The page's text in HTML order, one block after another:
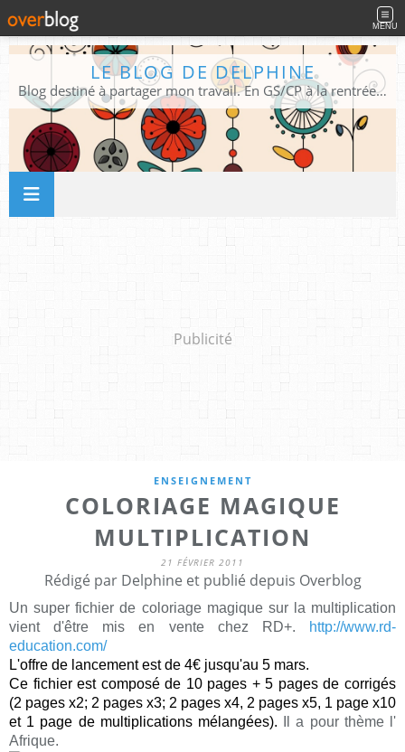
MENU
LE BLOG DE DELPHINE
Blog destiné à partager mon travail. En GS/CP à la rentrée 2026/2027 !
Publicité
ENSEIGNEMENT
COLORIAGE MAGIQUE
MULTIPLICATION
21 FÉVRIER 2011
Rédigé par Delphine et publié depuis Overblog
Un super fichier de coloriage magique sur la multiplication
vient d'être mis en vente chez RD+.
http://www.rd-
education.com/
L'offre de lancement est de 4€ jusqu'au 5 mars.
Ce fichier est composé de 10 pages + 5 pages de corrigés
(2 pages x2; 2 pages x3; 2 pages x4, 2 pages x5, 1 page x10
et 1 page de multiplications mélangées).
Il a pour thème l'
Afrique.